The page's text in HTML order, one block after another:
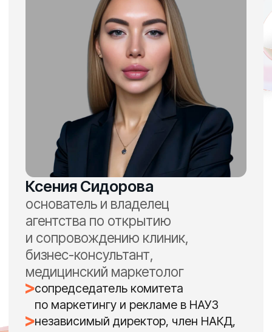
и миллионы рублей
дополнительной прибыли
в клиниках самых разных
направлений: стоматологий,
косметологий и многопрофилей
спикер конференций Skillmed,
GrowthMED, лектор Medical
Кому будетполезен
вебинар